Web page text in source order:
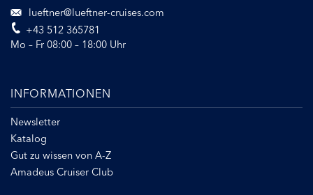
lueftner@lueftner-cruises.com
+43 512 365781
Mo – Fr 08:00 – 18:00 Uhr
INFORMATIONEN
Newsletter
Katalog
Gut zu wissen von A-Z
Amadeus Cruiser Club